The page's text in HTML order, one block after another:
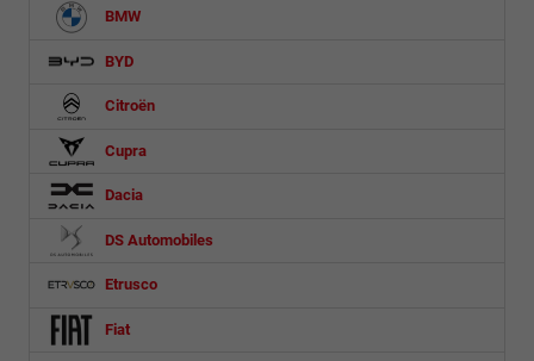
BMW
BYD
Citroën
Cupra
Dacia
DS Automobiles
Etrusco
Fiat